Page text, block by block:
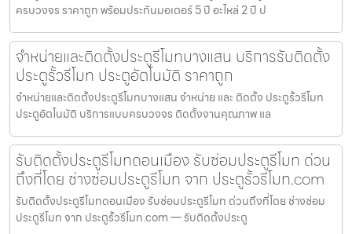
ครบวงจร ราคาถูก พร้อมประกันมอเตอร์ 5 ปี อะไหล่ 2 ปี ป
จำหน่ายและติดตั้งประตูรีโมทบางแสน บริการรับติดตั้ง
ประตูรั้วรีโมท ประตูอัตโนมัติ ราคาถูก
จำหน่ายและติดตั้งประตูรีโมทบางแสน จำหน่าย และ ติดตั้ง ประตูรั้วรีโมท
ประตูอัตโนมัติ บริการแบบครบวงจร ติดตั้งงานคุณภาพ แล
รับติดตั้งประตูรีโมทดอนเมือง รับซ่อมประตูรีโมท ด่วน
ถึงที่โดย ช่างซ่อมประตูรีโมท จาก ประตูรั้วรีโมท.com
รับติดตั้งประตูรีโมทดอนเมือง รับซ่อมประตูรีโมท ด่วนถึงที่โดย ช่างซ่อม
ประตูรีโมท จาก ประตูรั้วรีโมท.com — รับติดตั้งประตู